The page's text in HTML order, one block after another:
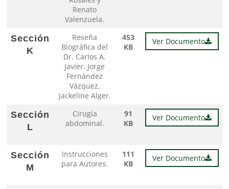
Renato
Valenzuela.
Sección
K
Reseña
Biográfica del
Dr. Carlos A.
Javier. Jorge
Fernández
Vázquez,
Jackeline Alger.
453
KB
Ver Documento
Sección
L
Cirugía
abdominal.
91
KB
Ver Documento
Sección
M
Instrucciones
para Autores.
111
KB
Ver Documento